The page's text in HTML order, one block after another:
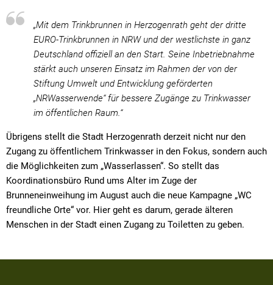
„Mit dem Trinkbrunnen in Herzogenrath geht der dritte
EURO-Trinkbrunnen in NRW und der westlichste in ganz
Deutschland offiziell an den Start. Seine Inbetriebnahme
stärkt auch unseren Einsatz im Rahmen der von der
Stiftung Umwelt und Entwicklung geförderten
„NRWasserwende“ für bessere Zugänge zu Trinkwasser
im öffentlichen Raum.“
Übrigens stellt die Stadt Herzogenrath derzeit nicht nur den
Zugang zu öffentlichem Trinkwasser in den Fokus, sondern auch
die Möglichkeiten zum „Wasserlassen“. So stellt das
Koordinationsbüro Rund ums Alter im Zuge der
Brunneneinweihung im August auch die neue Kampagne „WC
freundliche Orte“ vor. Hier geht es darum, gerade älteren
Menschen in der Stadt einen Zugang zu Toiletten zu geben.